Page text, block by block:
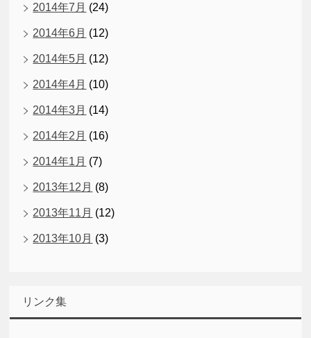
2014年7月 (24)
2014年6月 (12)
2014年5月 (12)
2014年4月 (10)
2014年3月 (14)
2014年2月 (16)
2014年1月 (7)
2013年12月 (8)
2013年11月 (12)
2013年10月 (3)
リンク集